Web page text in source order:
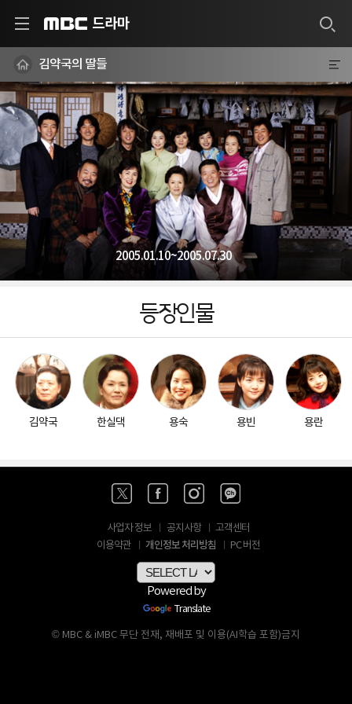
드라마
김약국의 딸들
2005.01.10~2005.07.30
등장인물
김약국 한실댁 용숙 용빈 용란
사업자 정보 공지사항
고객센터
이용약관
개인정보 처리방침 PC 버전
Powered by
Translate
© MBC & iMBC 무단 전재, 재배포 및 이용(AI학습 포함)금지